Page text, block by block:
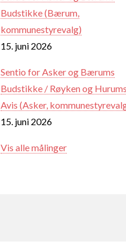
Budstikke (Bærum,
kommunestyrevalg)
15. juni 2026
Sentio for Asker og Bærums
Budstikke / Røyken og Hurums
Avis (Asker,
15. juni 2026
Vis alle målinger